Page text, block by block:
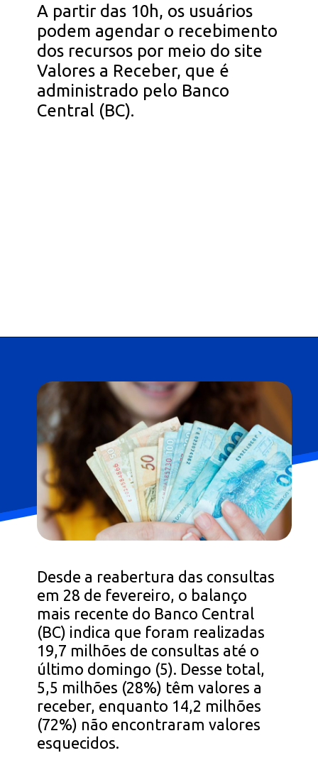
A partir das 10h, os usuários
podem agendar o recebimento
dos recursos por meio do site
Valores a Receber, que é
administrado pelo Banco
Central (BC).
Desde a reabertura das consultas
em 28 de fevereiro, o balanço
mais recente do Banco Central
(BC) indica que foram realizadas
19,7 milhões de consultas até o
último domingo (5). Desse total,
5,5 milhões (28%) têm valores a
receber, enquanto 14,2 milhões
(72%) não encontraram valores
esquecidos.